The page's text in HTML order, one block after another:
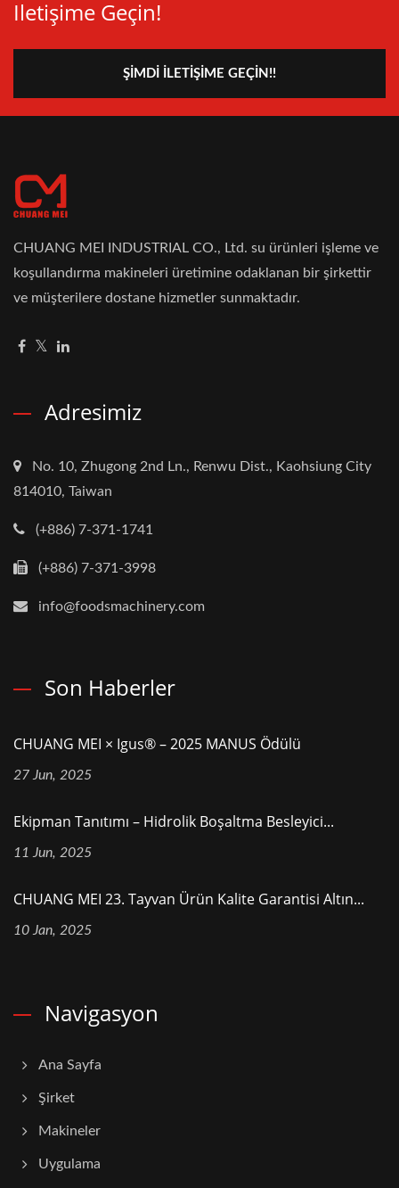
Iletişime Geçin!
ŞIMDI İLETIŞIME GEÇIN!!
CHUANG MEI INDUSTRIAL CO., Ltd. su ürünleri işleme ve
koşullandırma makineleri üretimine odaklanan bir şirkettir
ve müşterilere dostane hizmetler sunmaktadır.
Adresimiz
No. 10, Zhugong 2nd Ln., Renwu Dist., Kaohsiung City
814010, Taiwan
(+886) 7-371-1741
(+886) 7-371-3998
info@foodsmachinery.com
Son Haberler
CHUANG MEI × Igus® – 2025 MANUS Ödülü
27 Jun, 2025
Ekipman Tanıtımı – Hidrolik Boşaltma Besleyici...
11 Jun, 2025
CHUANG MEI 23. Tayvan Ürün Kalite Garantisi Altın...
10 Jan, 2025
Navigasyon
Ana Sayfa
Şirket
Makineler
Uygulama